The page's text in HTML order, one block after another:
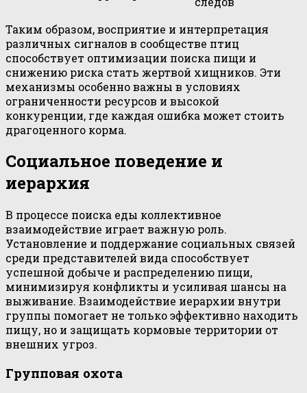
Таким образом, восприятие и интерпретация
различных сигналов в сообществе птиц
способствует оптимизации поиска пищи и
снижению риска стать жертвой хищников. Эти
механизмы особенно важны в условиях
ограниченности ресурсов и высокой
конкуренции, где каждая ошибка может стоить
драгоценного корма.
Социальное поведение и
иерархия
В процессе поиска еды коллективное
взаимодействие играет важную роль.
Установление и поддержание социальных связей
среди представителей вида способствует
успешной добыче и распределению пищи,
минимизируя конфликты и усиливая шансы на
выживание. Взаимодействие иерархии внутри
группы помогает не только эффективно находить
пищу, но и защищать кормовые территории от
внешних угроз.
Групповая охота